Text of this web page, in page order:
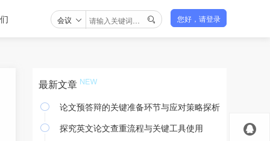
会议  您好，请登录
最新文章
 论文预答辩的关键准备环节与应对策略探析
 探究英文论文查重流程与关键工具使用